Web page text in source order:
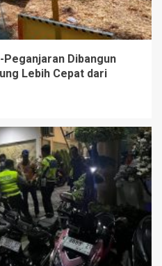
Dibangun
Lebih Cepat dari